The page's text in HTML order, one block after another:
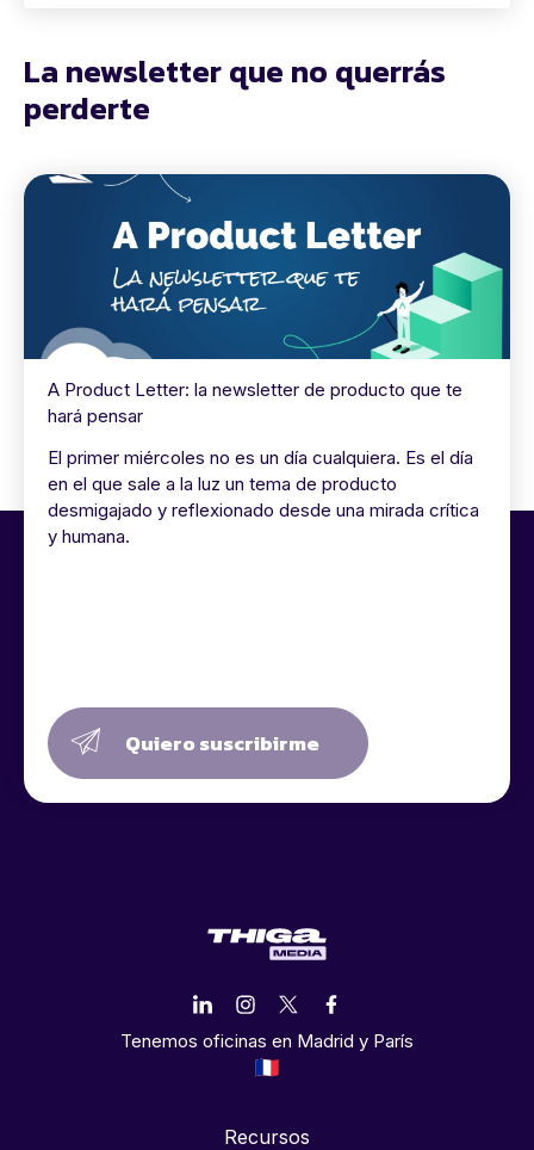
La newsletter que no querrás
perderte
A Product Letter: la newsletter de producto que te
hará pensar
El primer miércoles no es un día cualquiera. Es el día
en el que sale a la luz un tema de producto
desmigajado y reflexionado desde una mirada crítica
y humana.
Quiero suscribirme
Tenemos oficinas en Madrid y París
Recursos